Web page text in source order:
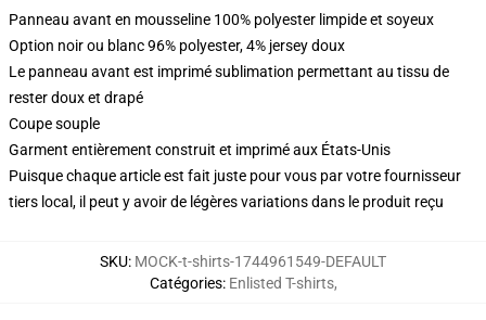
Panneau avant en mousseline 100% polyester limpide et soyeux
Option noir ou blanc 96% polyester, 4% jersey doux
Le panneau avant est imprimé sublimation permettant au tissu de
rester doux et drapé
Coupe souple
Garment entièrement construit et imprimé aux États-Unis
Puisque chaque article est fait juste pour vous par votre fournisseur
tiers local, il peut y avoir de légères variations dans le produit reçu
SKU: MOCK-t-shirts-1744961549-DEFAULT
Catégories: Enlisted T-shirts,